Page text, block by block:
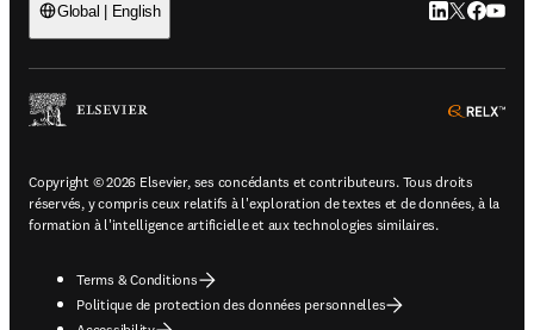
Global | English LinkedIn
Twitter
Copyright © 2026 Elsevier, ses concédants et contributeurs. Tous droits
réservés, y compris ceux relatifs à l'exploration de textes et de données, à la
formation à l'intelligence artificielle et aux technologies similaires.
Terms & Conditions
Politique de protection des données personnelles